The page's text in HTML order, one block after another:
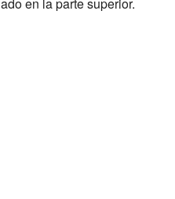
en la parte superior.